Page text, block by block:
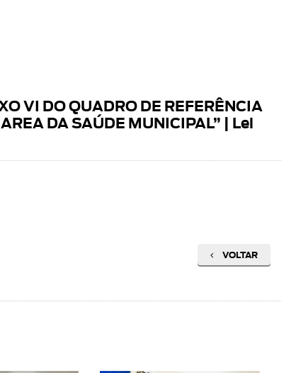
VI DO QUADRO DE REFERÊNCIA
DA SAÚDE MUNICIPAL” | Lei
VOLTAR